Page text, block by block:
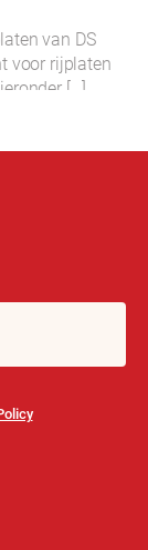
van DS
voor rijplaten
[…]